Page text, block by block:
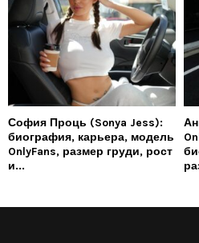
София Проць (Sonya Jess):
биография, карьера, модель
OnlyFans, размер груди, рост
и...